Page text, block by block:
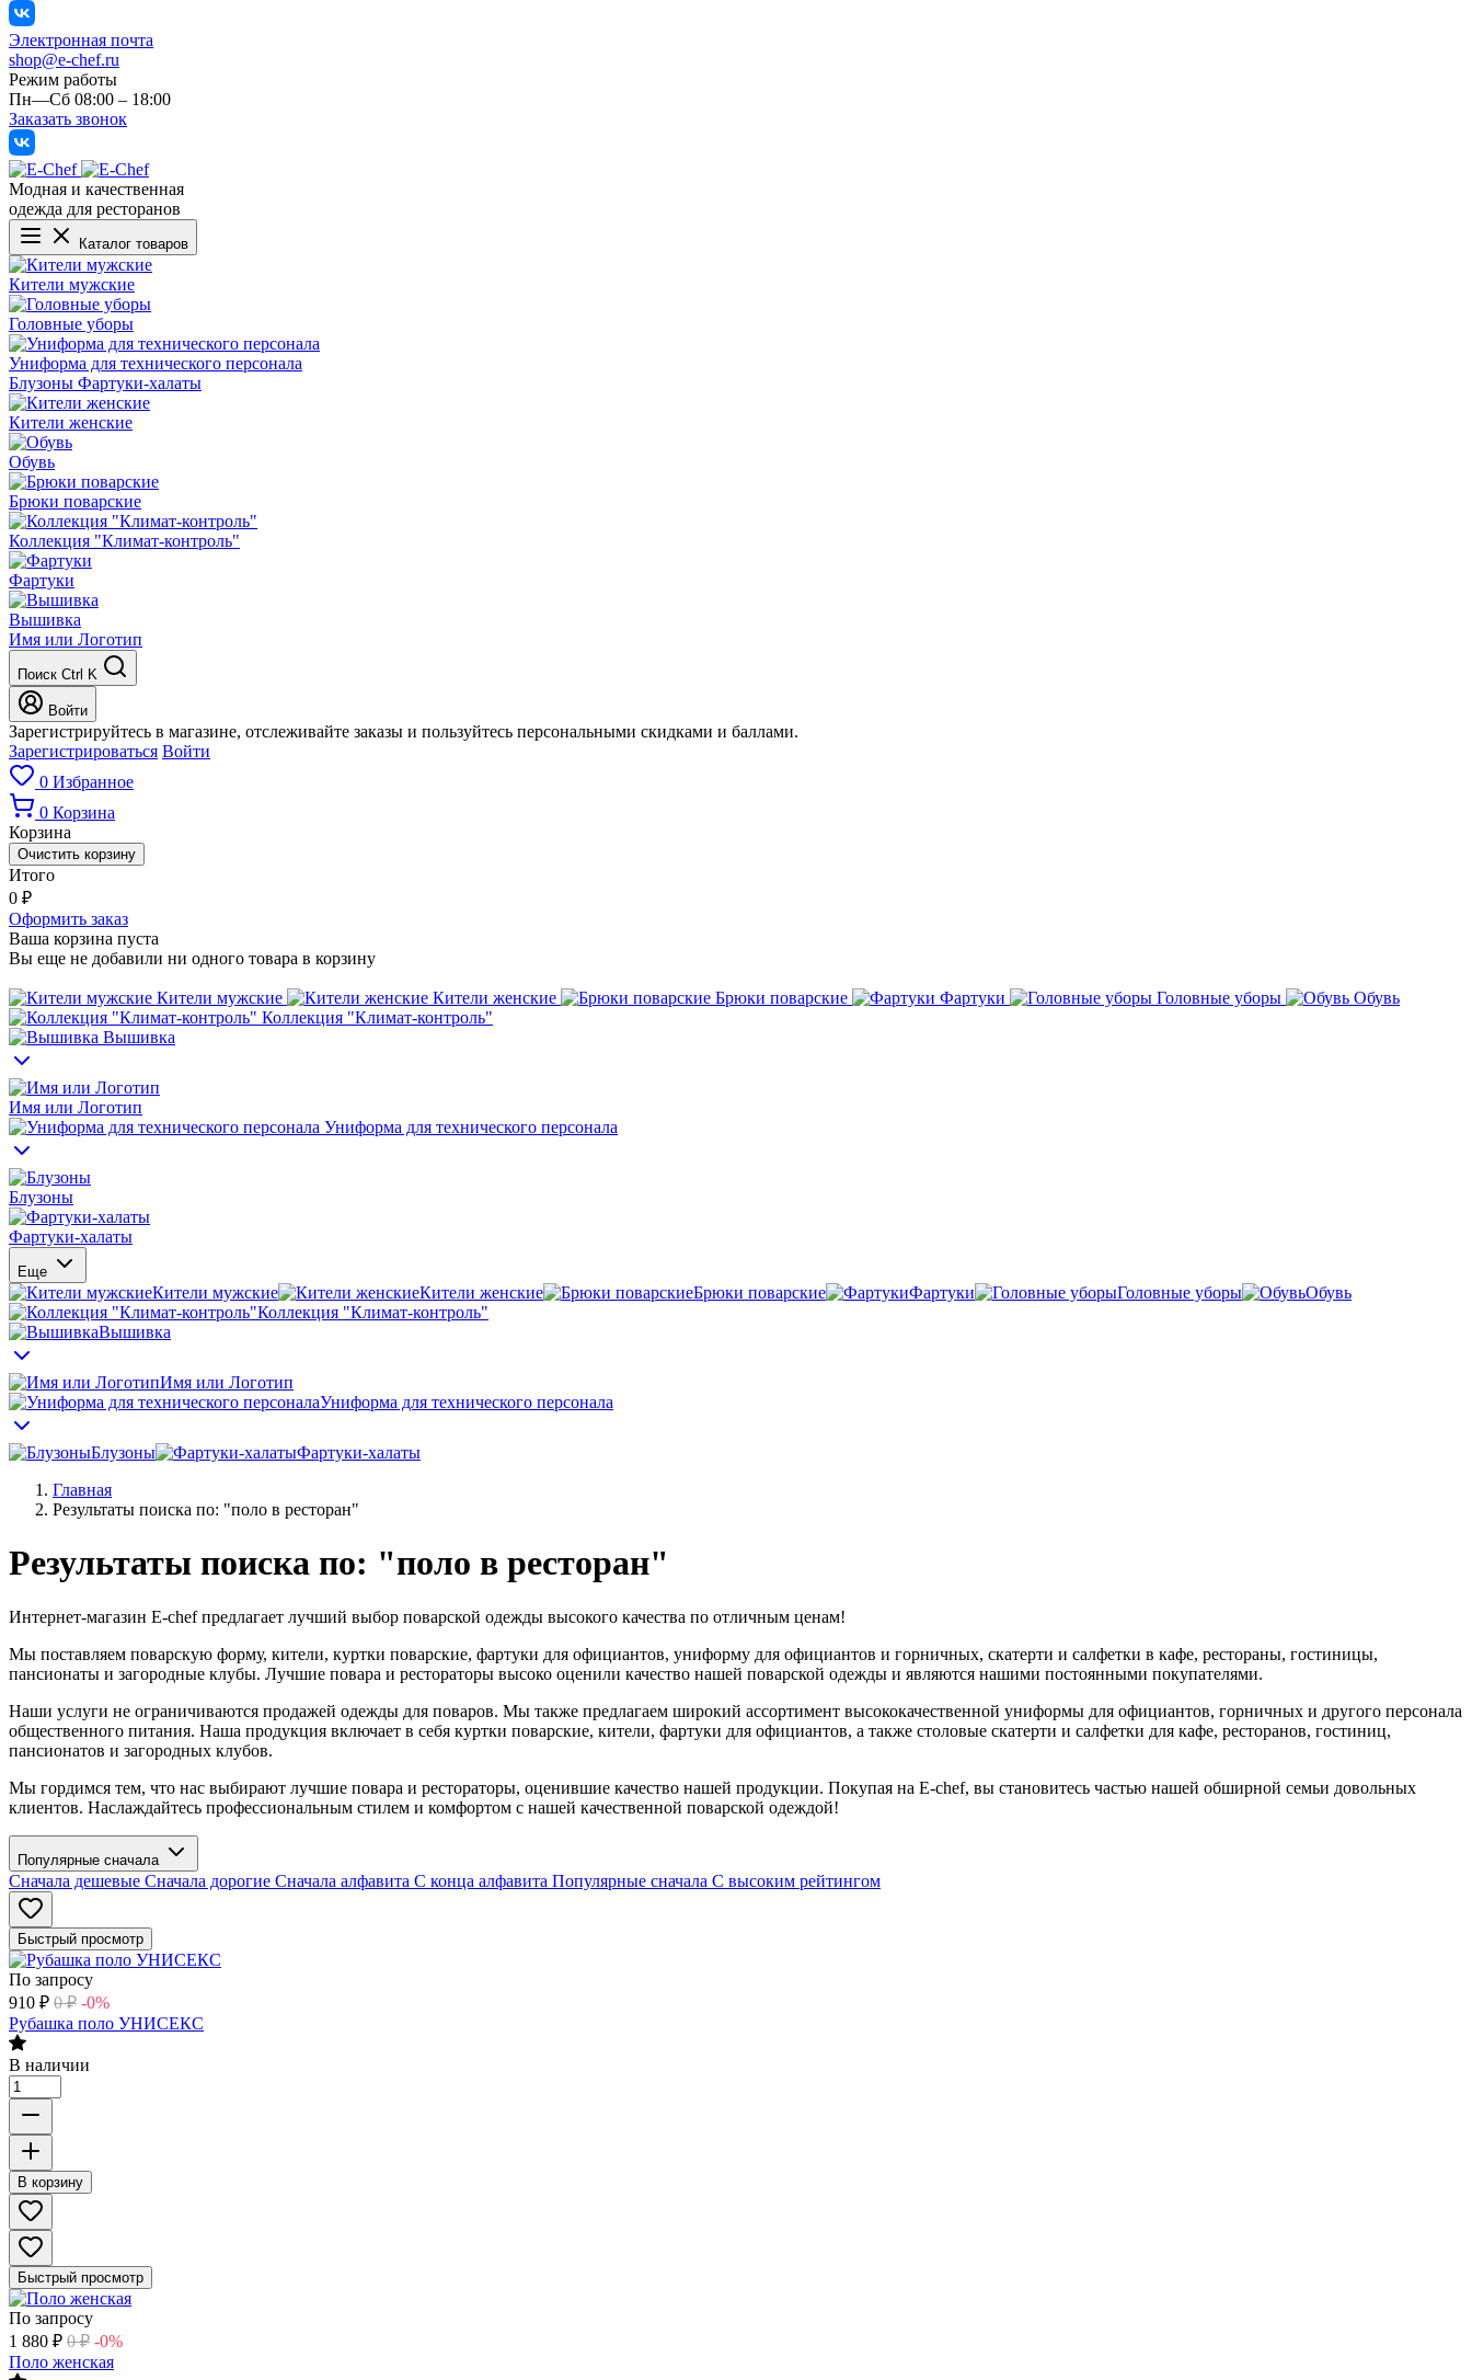
Электронная почта
shop@e-chef.ru
Режим работы
Пн—Сб 08:00 – 18:00
Заказать звонок
Модная и качественная
одежда для ресторанов
Каталог товаров
Кители мужские
Головные уборы
Униформа для технического персонала
Блузоны Фартуки-халаты
Кители женские
Обувь
Брюки поварские
Коллекция "Климат-контроль"
Фартуки
Вышивка
Имя или Логотип
Поиск Ctrl K
Войти
Зарегистрируйтесь в магазине, отслеживайте заказы и пользуйтесь персональными скидками и баллами.
Зарегистрироваться Войти
0 Избранное
0 Корзина
Корзина
Очистить корзину
Итого
0 ₽
Оформить заказ
Ваша корзина пуста
Вы еще не добавили ни одного товара в корзину
Кители мужские Кители женские Брюки поварские Фартуки Головные уборы
Обувь
Коллекция "Климат-контроль"
Вышивка
Имя или Логотип
Униформа для технического персонала
Блузоны
Фартуки-халаты
Еще
Кители мужские Кители женские Брюки поварские Фартуки Головные уборы
Обувь
Коллекция "Климат-контроль"
Вышивка
Имя или Логотип
Униформа для технического персонала
Блузоны
Фартуки-халаты
Главная
Результаты поиска по: "поло в ресторан"
Результаты поиска по: "поло в ресторан"
Интернет-магазин E-chef предлагает лучший выбор поварской одежды высокого качества по отличным ценам!
Мы поставляем поварскую форму, кители, куртки поварские, фартуки для официантов, униформу для официантов и горничных, скатерти и салфетки в кафе, рестораны, гостиницы,
пансионаты и загородные клубы. Лучшие повара и рестораторы высоко оценили качество нашей поварской одежды и являются нашими постоянными покупателями.
Наши услуги не ограничиваются продажей одежды для поваров. Мы также предлагаем широкий ассортимент высококачественной униформы для официантов, горничных и другого персонала
общественного питания. Наша продукция включает в себя куртки поварские, кители, фартуки для официантов, а также столовые скатерти и салфетки для кафе, ресторанов, гостиниц,
пансионатов и загородных клубов.
Мы гордимся тем, что нас выбирают лучшие повара и рестораторы, оценившие качество нашей продукции. Покупая на E-chef, вы становитесь частью нашей обширной семьи довольных
клиентов. Наслаждайтесь профессиональным стилем и комфортом с нашей качественной поварской одеждой!
Популярные сначала
Сначала дешевые Сначала дорогие Сначала алфавита С конца алфавита Популярные сначала С высоким рейтингом
Быстрый просмотр
По запросу
910 ₽ 0 ₽ -0%
Рубашка поло УНИСЕКС
В наличии
В корзину
Быстрый просмотр
По запросу
1 880 ₽ 0 ₽ -0%
Поло женская